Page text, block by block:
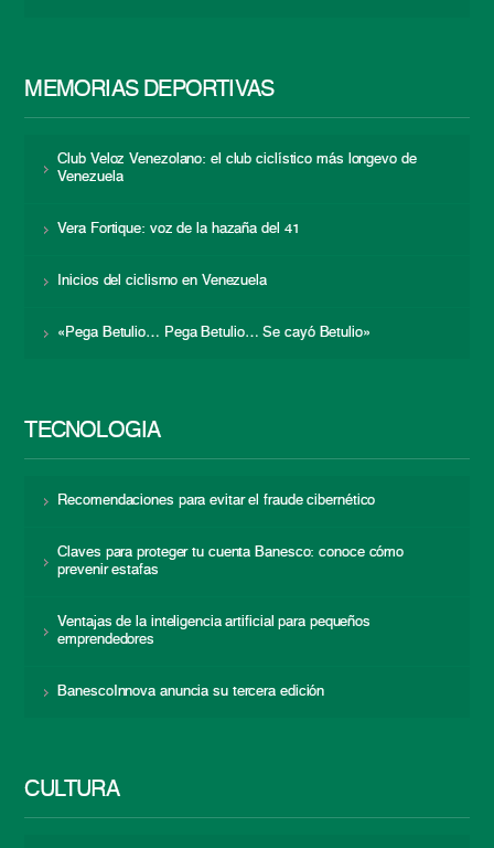
MEMORIAS DEPORTIVAS
Club Veloz Venezolano: el club ciclístico más longevo de
Venezuela
Vera Fortique: voz de la hazaña del 41
Inicios del ciclismo en Venezuela
«Pega Betulio… Pega Betulio… Se cayó Betulio»
TECNOLOGÍA
Recomendaciones para evitar el fraude cibernético
Claves para proteger tu cuenta Banesco: conoce cómo
prevenir estafas
Ventajas de la inteligencia artificial para pequeños
emprendedores
BanescoInnova anuncia su tercera edición
CULTURA